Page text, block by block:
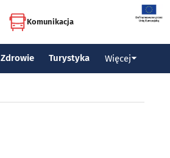
Komunikacja
Zdrowie Turystyka Więcej